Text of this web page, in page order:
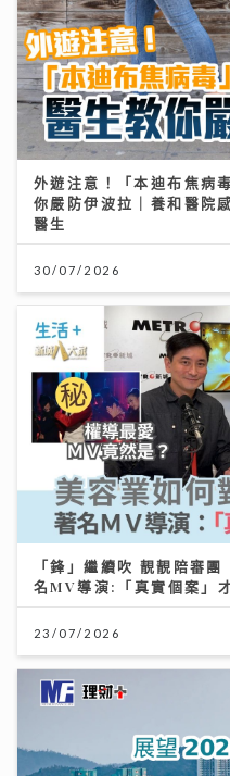
外遊注意！「本迪布焦病
你嚴防伊波拉｜養和醫院
醫生
30/07/2026
「鋒」繼續吹 靚靚陪審
名MV導演:「真實個案」
23/07/2026